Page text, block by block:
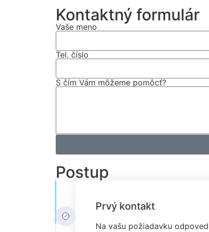
Kontaktný formulár
Vaše meno
Tel. číslo
S čím Vám môžeme pomôcť?
Postup
Prvý kontakt
Na vašu požiadavku